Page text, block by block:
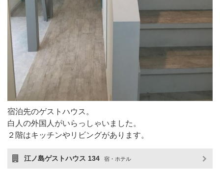
宿泊先のゲストハウス。
白人の外国人がいらっしゃいました。
２階はキッチンやリビングがあります。
江ノ島ゲストハウス 134 宿・ホテル